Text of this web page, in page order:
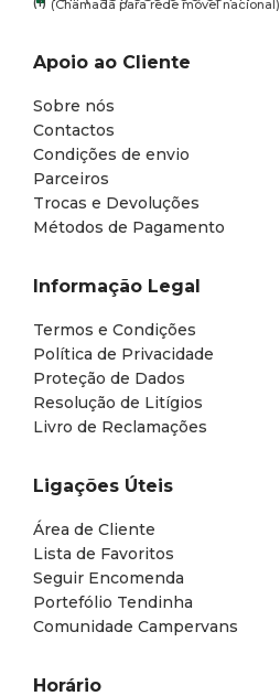
(Chamada para rede móvel nacional)
Apoio ao Cliente
Sobre nós
Contactos
Condições de envio
Parceiros
Trocas e Devoluções
Métodos de Pagamento
Informação Legal
Termos e Condições
Política de Privacidade
Proteção de Dados
Resolução de Litígios
Livro de Reclamações
Ligações Úteis
Área de Cliente
Lista de Favoritos
Seguir Encomenda
Portefólio Tendinha
Comunidade Campervans
Horário